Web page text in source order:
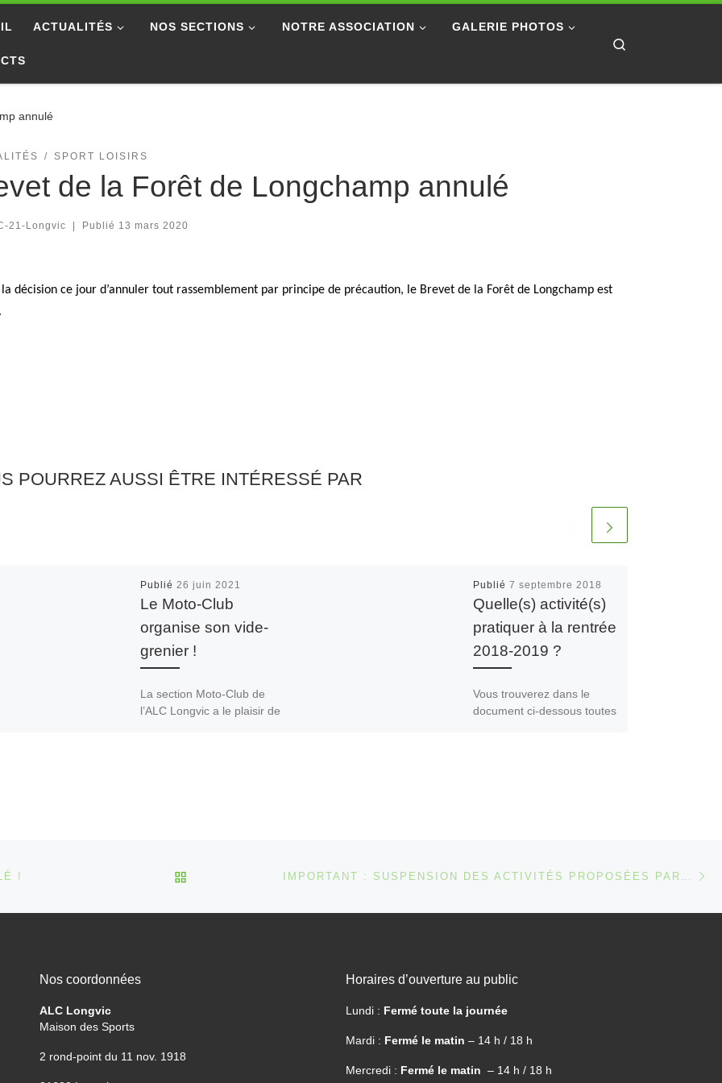
ACTUALITÉS NOS SECTIONS NOTRE ASSOCIATION GALERIE PHOTOS
annulé
SPORT LOISIRS
de la Forêt de Longchamp annulé
21-Longvic | Publié 13 mars 2020
la décision ce jour d’annuler tout rassemblement par principe de précaution, le Brevet de la Forêt de Longchamp est
POURREZ AUSSI ÊTRE INTÉRESSÉ PAR
Publié 26 juin 2021
Le Moto-Club
organise son vide-
grenier !
La section Moto-Club de
l’ALC Longvic a le plaisir de
Publié 7 septembre 2018
Quelle(s) activité(s)
pratiquer à la rentrée
2018-2019 ?
Vous trouverez dans le
document ci-dessous toutes
! RETOUR À LA LISTE DES ARTICLES
Nos coordonnées
ALC Longvic
Maison des Sports
2 rond-point du 11 nov. 1918
Horaires d’ouverture au public
Lundi : Fermé toute la journée
Mardi : Fermé le matin – 14 h / 18 h
Mercredi : Fermé le matin – 14 h / 18 h